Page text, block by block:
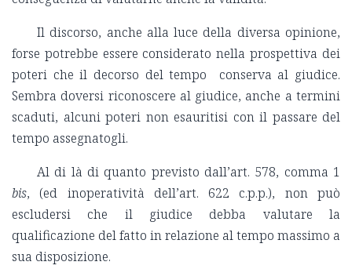
Il discorso, anche alla luce della diversa opinione,
forse potrebbe essere considerato nella prospettiva dei
poteri che il decorso del tempo conserva al giudice.
Sembra doversi riconoscere al giudice, anche a termini
scaduti, alcuni poteri non esauritisi con il passare del
tempo assegnatogli.
Al di là di quanto previsto dall’art. 578, comma 1
bis, (ed inoperatività dell’art. 622 c.p.p.), non può
escludersi che il giudice debba valutare la
qualificazione del fatto in relazione al tempo massimo a
sua disposizione.